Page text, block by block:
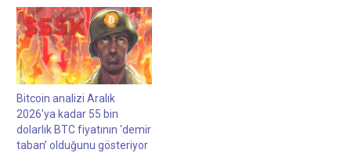
Bitcoin analizi Aralık
2026’ya kadar 55 bin
dolarlık BTC fiyatının ‘demir
taban’ olduğunu gösteriyor